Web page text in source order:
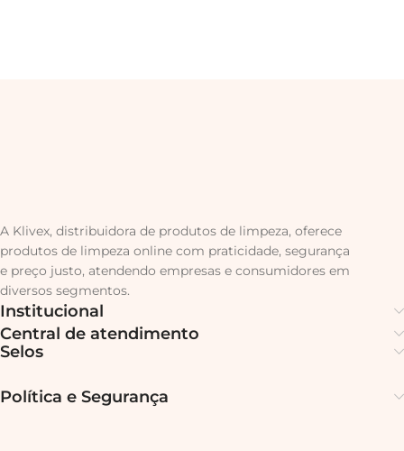
A Klivex, distribuidora de produtos de limpeza, oferece
produtos de limpeza online com praticidade, segurança
e preço justo, atendendo empresas e consumidores em
diversos segmentos.
Institucional
Central de atendimento
Selos
Política e Segurança